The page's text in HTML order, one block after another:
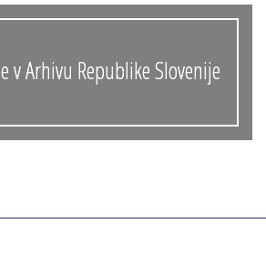
v Arhivu Republike Slovenije